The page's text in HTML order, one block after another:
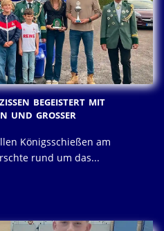
begeistert mit
und großer
Königsschießen am
rund um das...